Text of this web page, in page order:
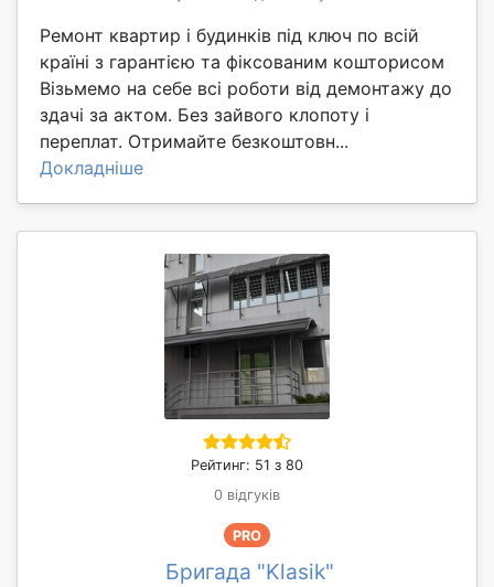
Ремонт квартир і будинків під ключ по всій
країні з гарантією та фіксованим кошторисом
Візьмемо на себе всі роботи від демонтажу до
здачі за актом. Без зайвого клопоту і
переплат. Отримайте безкоштовн...
Докладніше
Рейтинг: 51 з 80
0 відгуків
PRO
Бригада "Klasik"